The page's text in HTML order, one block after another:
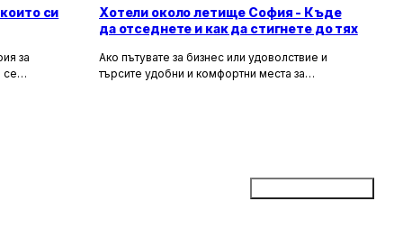
си
за
се
Хотели около летище София - Къде
да отседнете и как да стигнете до тях
Ако пътувате за бизнес или удоволствие и
търсите удобни и комфортни места за